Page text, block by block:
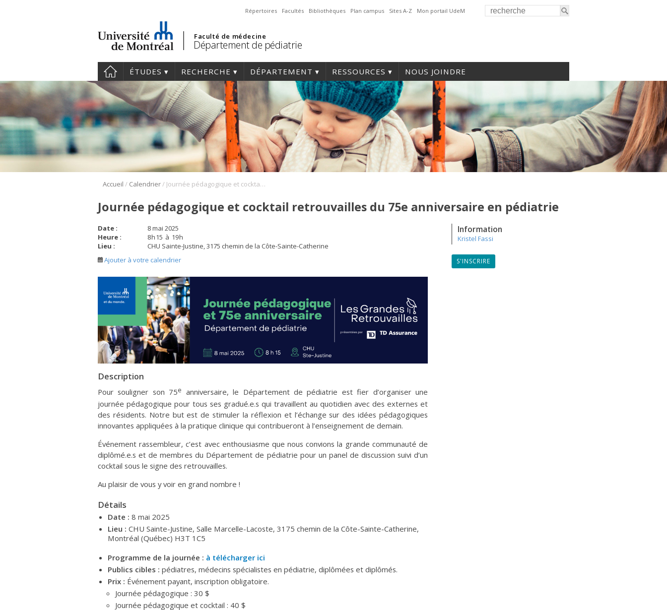
Répertoires Facultés Bibliothèques Plan campus Sites A-Z Mon portail UdeM
Faculté de médecine
Département de pédiatrie
ÉTUDES RECHERCHE DÉPARTEMENT RESSOURCES NOUS JOINDRE
Accueil / Calendrier/ Journée pédagogique et cocktail retrouvailles du 75e anniversaire en pédiatrie
Journée pédagogique et cocktail retrouvailles du 75e anniversaire en pédiatrie
Date :
8 mai 2025
Heure :
8h15 à 19h
Lieu :
CHU Sainte-Justine, 3175 chemin de la Côte-Sainte-Catherine
Ajouter à votre calendrier
Information
Kristel Fassi
S'INSCRIRE
Description
Pour souligner son 75e anniversaire, le Département de pédiatrie est fier d’organiser une
journée pédagogique pour tous ses gradué.e.s qui travaillent au quotidien avec des externes et
des résidents. Notre but est de stimuler la réflexion et l’échange sur des idées pédagogiques
innovantes appliquées à la pratique clinique qui contribueront à l’enseignement de demain.
Événement rassembleur, c’est avec enthousiasme que nous convions la grande communauté de
diplômé.e.s et de membres du Département de pédiatrie pour un panel de discussion suivi d’un
cocktail sous le signe des retrouvailles.
Au plaisir de vous y voir en grand nombre !
Détails
Date : 8 mai 2025
Lieu : CHU Sainte-Justine, Salle Marcelle-Lacoste, 3175 chemin de la Côte-Sainte-Catherine,
Montréal (Québec) H3T 1C5
Programme de la journée : à télécharger ici
Publics cibles : pédiatres, médecins spécialistes en pédiatrie, diplômées et diplômés.
Prix : Événement payant, inscription obligatoire.
Journée pédagogique : 30 $
Journée pédagogique et cocktail : 40 $